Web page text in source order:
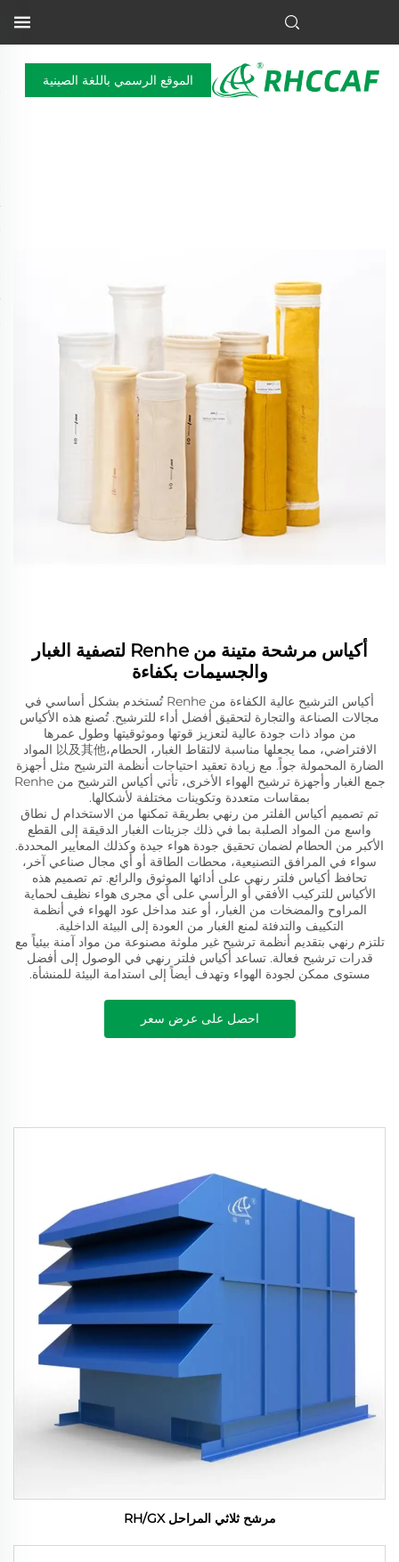
الموقع الرسمي باللغة الصينية
أكياس مرشحة متينة من Renhe لتصفية الغبار
والجسيمات بكفاءة
أكياس الترشيح عالية الكفاءة من Renhe تُستخدم بشكل أساسي في
مجالات الصناعة والتجارة لتحقيق أفضل أداء للترشيح. تُصنع هذه الأكياس
من مواد ذات جودة عالية لتعزيز قوتها وموثوقيتها وطول عمرها
الافتراضي، مما يجعلها مناسبة لالتقاط الغبار، الحطام،以及其他 المواد
الضارة المحمولة جواً. مع زيادة تعقيد احتياجات أنظمة الترشيح مثل أجهزة
جمع الغبار وأجهزة ترشيح الهواء الأخرى، تأتي أكياس الترشيح من Renhe
بمقاسات متعددة وتكوينات مختلفة لأشكالها.
تم تصميم أكياس الفلتر من رنهي بطريقة تمكنها من الاستخدام ل نطاق
واسع من المواد الصلبة بما في ذلك جزيئات الغبار الدقيقة إلى القطع
الأكبر من الحطام لضمان تحقيق جودة هواء جيدة وكذلك المعايير المحددة.
سواء في المرافق التصنيعية، محطات الطاقة أو أي مجال صناعي آخر،
تحافظ أكياس فلتر رنهي على أدائها الموثوق والرائع. تم تصميم هذه
الأكياس للتركيب الأفقي أو الرأسي على أي مجرى هواء نظيف لحماية
المراوح والمضخات من الغبار، أو عند مداخل عود الهواء في أنظمة
التكييف والتدفئة لمنع الغبار من العودة إلى البيئة الداخلية.
تلتزم رنهي بتقديم أنظمة ترشيح غير ملوثة مصنوعة من مواد آمنة بيئياً مع
قدرات ترشيح فعالة. تساعد أكياس فلتر رنهي في الوصول إلى أفضل
مستوى ممكن لجودة الهواء وتهدف أيضاً إلى استدامة البيئة للمنشأة.
احصل على عرض سعر
مرشح ثلاثي المراحل RH/GX